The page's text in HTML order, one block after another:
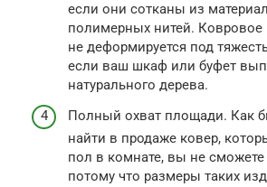
если они сотканы из
полимерных нитей. Ковровое
не деформируется под
если ваш шкаф или буфет
натурального дерева.
Полный охват площади. Как
найти в продаже ковер,
пол в комнате, вы не сможете
потому что размеры таких